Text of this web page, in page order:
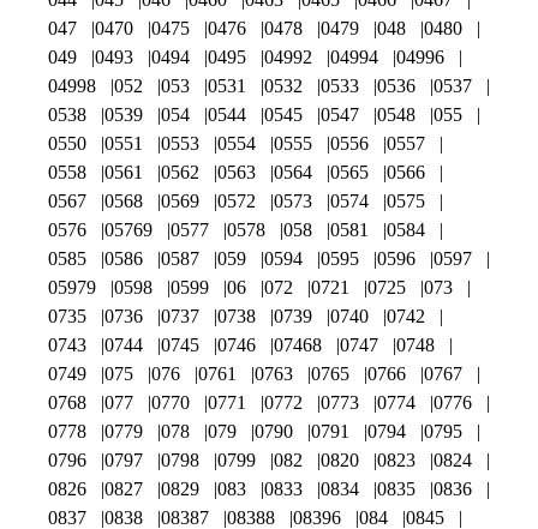
047
0470 0475 0476 0478 0479 048
0480
049
0493 0494 0495 04992 04994
04996
04998
052 053 0531 0532 0533 0536
0537
0538
0539 054 0544 0545 0547 0548
055
0550
0551 0553 0554 0555 0556
0557
0558
0561 0562 0563 0564 0565
0566
0567
0568 0569 0572 0573 0574
0575
0576
05769 0577 0578 058 0581
0584
0585
0586 0587 059 0594 0595 0596
0597
05979
0598 0599 06 072 0721 0725
073
0735
0736 0737 0738 0739 0740
0742
0743
0744 0745 0746 07468 0747
0748
0749
075 076 0761 0763 0765 0766
0767
0768
077 0770 0771 0772 0773 0774
0776
0778
0779 078 079 0790 0791 0794
0795
0796
0797 0798 0799 082 0820 0823
0824
0826
0827 0829 083 0833 0834 0835
0836
0837
0838 08387 08388 08396 084
0845